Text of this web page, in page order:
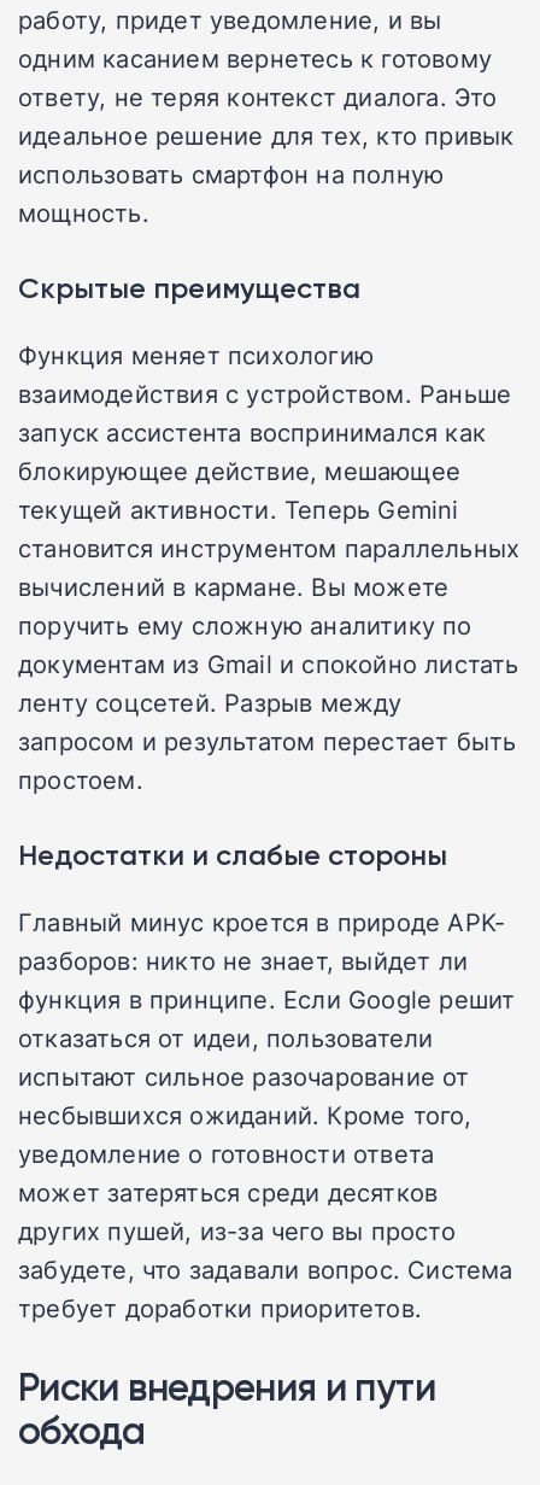
работу, придет уведомление, и вы
одним касанием вернетесь к готовому
ответу, не теряя контекст диалога. Это
идеальное решение для тех, кто привык
использовать смартфон на полную
мощность.
Скрытые преимущества
Функция меняет психологию
взаимодействия с устройством. Раньше
запуск ассистента воспринимался как
блокирующее действие, мешающее
текущей активности. Теперь Gemini
становится инструментом параллельных
вычислений в кармане. Вы можете
поручить ему сложную аналитику по
документам из Gmail и спокойно листать
ленту соцсетей. Разрыв между
запросом и результатом перестает быть
простоем.
Недостатки и слабые стороны
Главный минус кроется в природе APK-
разборов: никто не знает, выйдет ли
функция в принципе. Если Google решит
отказаться от идеи, пользователи
испытают сильное разочарование от
несбывшихся ожиданий. Кроме того,
уведомление о готовности ответа
может затеряться среди десятков
других пушей, из-за чего вы просто
забудете, что задавали вопрос. Система
требует доработки приоритетов.
Риски внедрения и пути
обхода